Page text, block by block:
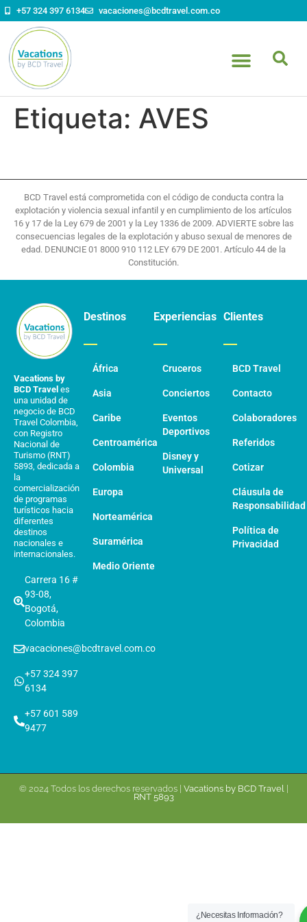
contenido
+57 324 397 6134 vacaciones@bcdtravel.com.co
Etiqueta: AVES
BCD Travel está comprometida con el código de conducta contra la
explotación y violencia sexual infantil y en cumplimiento de los artículos
16 y 17 de la Ley 679 de 2001 y la Ley 1336 de 2009. ADVIERTE sobre las
consecuencias legales de la explotación y abuso sexual de menores de
edad. DENUNCIE 01 8000 910 112 LEY 679 DE 2001. Artículo 44 de la
Constitución.
Vacations by
BCD Travel es
una unidad de
negocio de BCD
Travel Colombia,
con Registro
Nacional de
Turismo (RNT)
5893, dedicada a
la
comercialización
de programas
turísticos hacia
diferentes
destinos
nacionales e
internacionales.
Carrera 16 #
93-08,
Bogotá,
Colombia
vacaciones@bcdtravel.com.co
+57 324 397
6134
+57 601 589
9477
Destinos
África
Asia
Caribe
Centroamérica
Colombia
Europa
Norteamérica
Suramérica
Medio Oriente
Experiencias
Cruceros
Conciertos
Eventos
Deportivos
Disney y
Universal
Clientes
BCD Travel
Contacto
Colaboradores
Referidos
Cotizar
Cláusula de
Responsabilidad
Política de
Privacidad
© 2024 Todos los derechos reservados | Vacations by BCD Travel |
RNT 5893
¿Necesitas Información?